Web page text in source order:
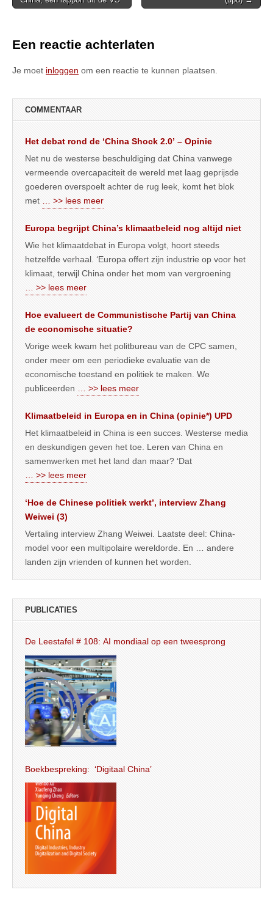
navigation
Een reactie achterlaten
Je moet inloggen om een reactie te kunnen plaatsen.
COMMENTAAR
Het debat rond de ‘China Shock 2.0’ – Opinie
Net nu de westerse beschuldiging dat China vanwege
vermeende overcapaciteit de wereld met laag geprijsde
goederen overspoelt achter de rug leek, komt het blok
met … >> lees meer
Europa begrijpt China’s klimaatbeleid nog altijd niet
Wie het klimaatdebat in Europa volgt, hoort steeds
hetzelfde verhaal. ‘Europa offert zijn industrie op voor het
klimaat, terwijl China onder het mom van vergroening
… >> lees meer
Hoe evalueert de Communistische Partij van China
de economische situatie?
Vorige week kwam het politbureau van de CPC samen,
onder meer om een periodieke evaluatie van de
economische toestand en politiek te maken. We
publiceerden … >> lees meer
Klimaatbeleid in Europa en in China (opinie*) UPD
Het klimaatbeleid in China is een succes. Westerse media
en deskundigen geven het toe. Leren van China en
samenwerken met het land dan maar? ‘Dat
… >> lees meer
‘Hoe de Chinese politiek werkt’, interview Zhang
Weiwei (3)
Vertaling interview Zhang Weiwei. Laatste deel: China-
model voor een multipolaire wereldorde. En … andere
landen zijn vrienden of kunnen het worden.
PUBLICATIES
De Leestafel # 108: AI mondiaal op een tweesprong
Boekbespreking: ‘Digitaal China’